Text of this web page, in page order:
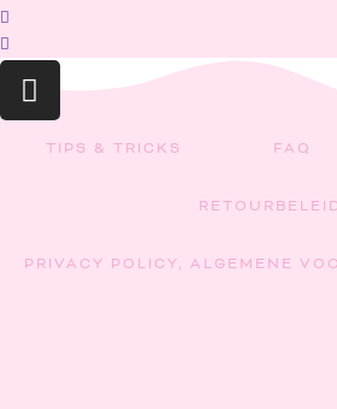
INSTAGRAM
TIPS & TRICKS FAQ
PRIVACY POLICY, ALGEMENE